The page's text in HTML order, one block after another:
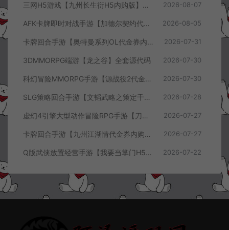
三网H5游戏【九州长生衍H5内购版】8月最新整理Linux手工服务端+管理后台+GM授权后台+简易安卓客户端+详细搭建教程+视频教程 2026-08-07
AFK卡牌即时对战手游【加德尔契约代金券内购修复版】8月最新整理Linux手工服务端+前后端全套源码+CDK授权后台+安卓苹果双端+详细搭建教程+视频教程 2026-08-05
卡牌回合手游【奥特曼系列OL代金券内购闪耀金兔多区版】7月最新整理Linux手工服务端+加解密工具+CDK授权后台+安卓+详细搭建教程+视频教程 2026-07-31
3DMMORPG端游【龙之谷】全套源代码 2026-07-30
科幻冒险MMORPG手游【源战役2代金券内购开区版】7月最新整理Linux手工服务端+配套源码+多功能管理后台+支付后台+CDK授权后台+安卓+详细搭建教程+视频教程 2026-07-30
SLG策略回合手游【文韬武略之策定千军代金券内购版】7月最新整理Linux手工服务端+前后端全套源码+管理后台+CDK授权后台+PC安卓+详细搭建教程+视频教程 2026-07-28
虚幻4引擎大型动作冒险RPG手游【刀锋战记2-邪恶回归】7月最新整理Linux手工服务端+全套前后端源码+管理后台+CDK授权后台+PC安卓苹果+详细搭建教程+视频教程 2026-07-27
卡牌回合手游【九州江湖情代金券内购版】7月最新整理Linux手工服务端+CDK授权后台+安卓苹果双端+详细搭建教程+视频教程 2026-07-27
Q版武侠放置经营手游【我要当掌门H5代金券内购版】7月最新整理Linux手工服务端+全套前后端源码+CDK授权后台+H5安卓苹果三端+详细搭建教程+视频教程 2026-07-22